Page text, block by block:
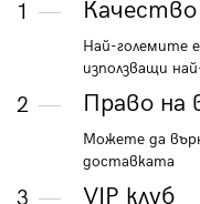
1 Качество
Най-големите
използващи
2 Право на
Можете да
доставката
VIP клуб